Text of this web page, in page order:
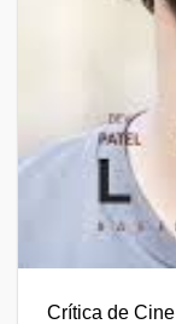
Crítica de Cine